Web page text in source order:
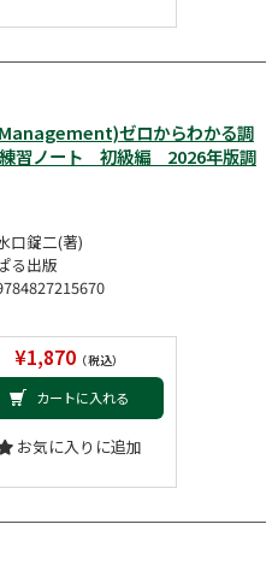
ゼロからわかる調
練習ノート 初級編 2026年版調
口錠二(著)
る出版
¥1,870（税込）
カートに入れる
お気に入りに追加